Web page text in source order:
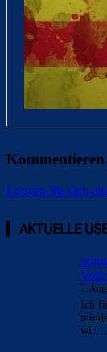
Loggen Sie sich
AKTUELLE
7.
Ich
wir…